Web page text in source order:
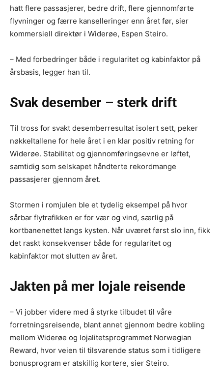
hatt flere passasjerer, bedre drift, flere gjennomførte
flyvninger og færre kanselleringer enn året før, sier
kommersiell direktør i Widerøe, Espen Steiro.
– Med forbedringer både i regularitet og kabinfaktor på
årsbasis, legger han til.
Svak desember – sterk drift
Til tross for svakt desemberresultat isolert sett, peker
nøkkeltallene for hele året i en klar positiv retning for
Widerøe. Stabilitet og gjennomføringsevne er løftet,
samtidig som selskapet håndterte rekordmange
passasjerer gjennom året.
Stormen i romjulen ble et tydelig eksempel på hvor
sårbar flytrafikken er for vær og vind, særlig på
kortbanenettet langs kysten. Når uværet først slo inn, fikk
det raskt konsekvenser både for regularitet og
kabinfaktor mot slutten av året.
Jakten på mer lojale reisende
– Vi jobber videre med å styrke tilbudet til våre
forretningsreisende, blant annet gjennom bedre kobling
mellom Widerøe og lojalitetsprogrammet Norwegian
Reward, hvor veien til tilsvarende status som i tidligere
bonusprogram er atskillig kortere, sier Steiro.